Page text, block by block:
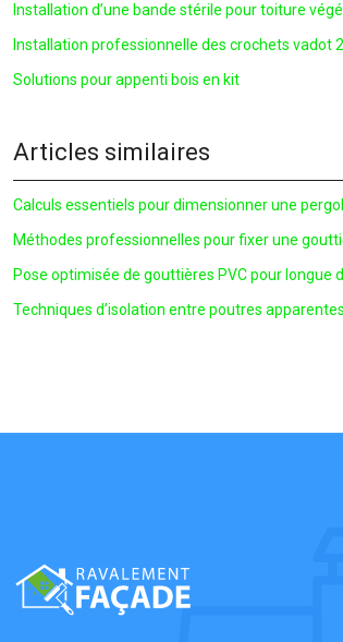
Installation d’une bande stérile pour toiture
Installation professionnelle des crochets vadot
Solutions pour appenti bois en kit
Articles similaires
Calculs essentiels pour dimensionner une
Méthodes professionnelles pour fixer une
Pose optimisée de gouttières PVC pour longue
Techniques d’isolation entre poutres